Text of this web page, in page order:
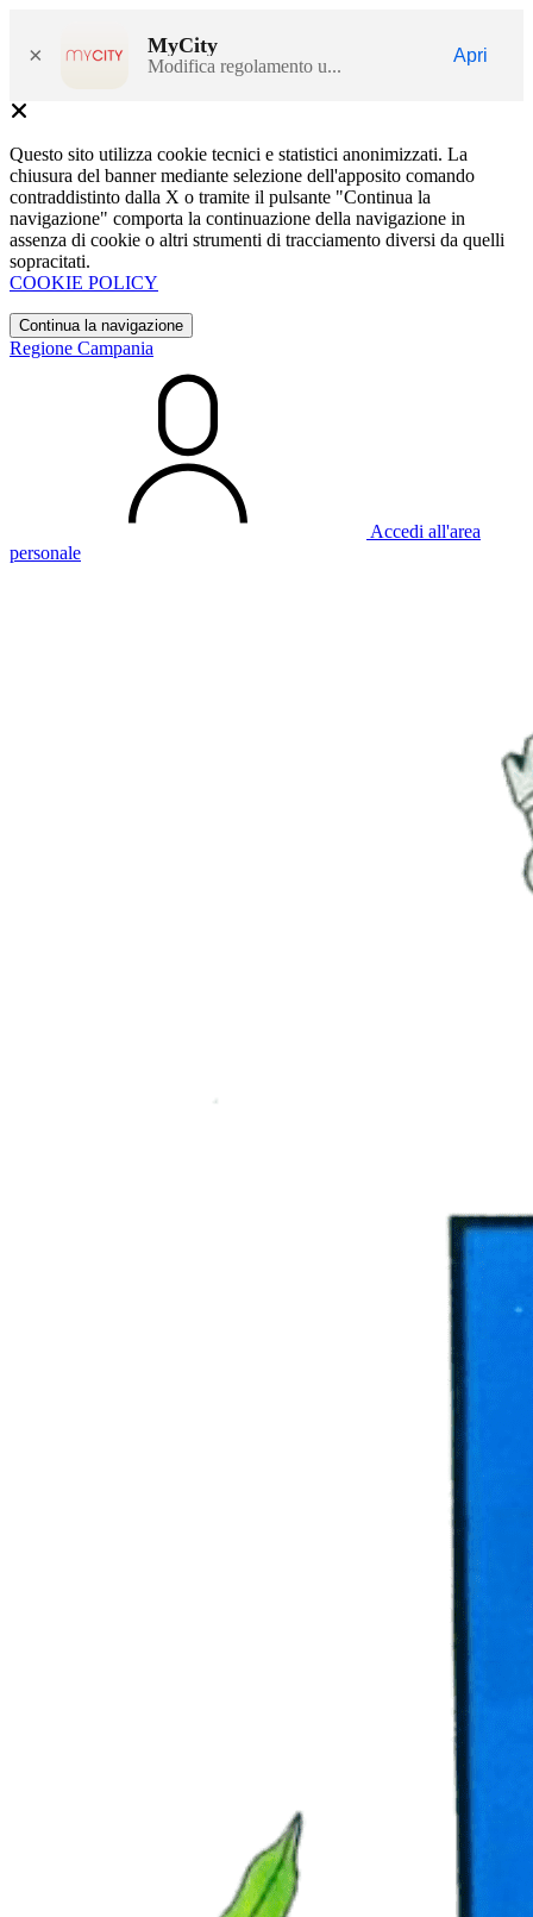
× MyCity
Modifica regolamento u...
Apri
Questo sito utilizza cookie tecnici e statistici anonimizzati. La
chiusura del banner mediante selezione dell'apposito comando
contraddistinto dalla X o tramite il pulsante "Continua la
navigazione" comporta la continuazione della navigazione in
assenza di cookie o altri strumenti di tracciamento diversi da quelli
sopracitati.
COOKIE POLICY
Continua la navigazione
Regione Campania
Accedi all'area
personale